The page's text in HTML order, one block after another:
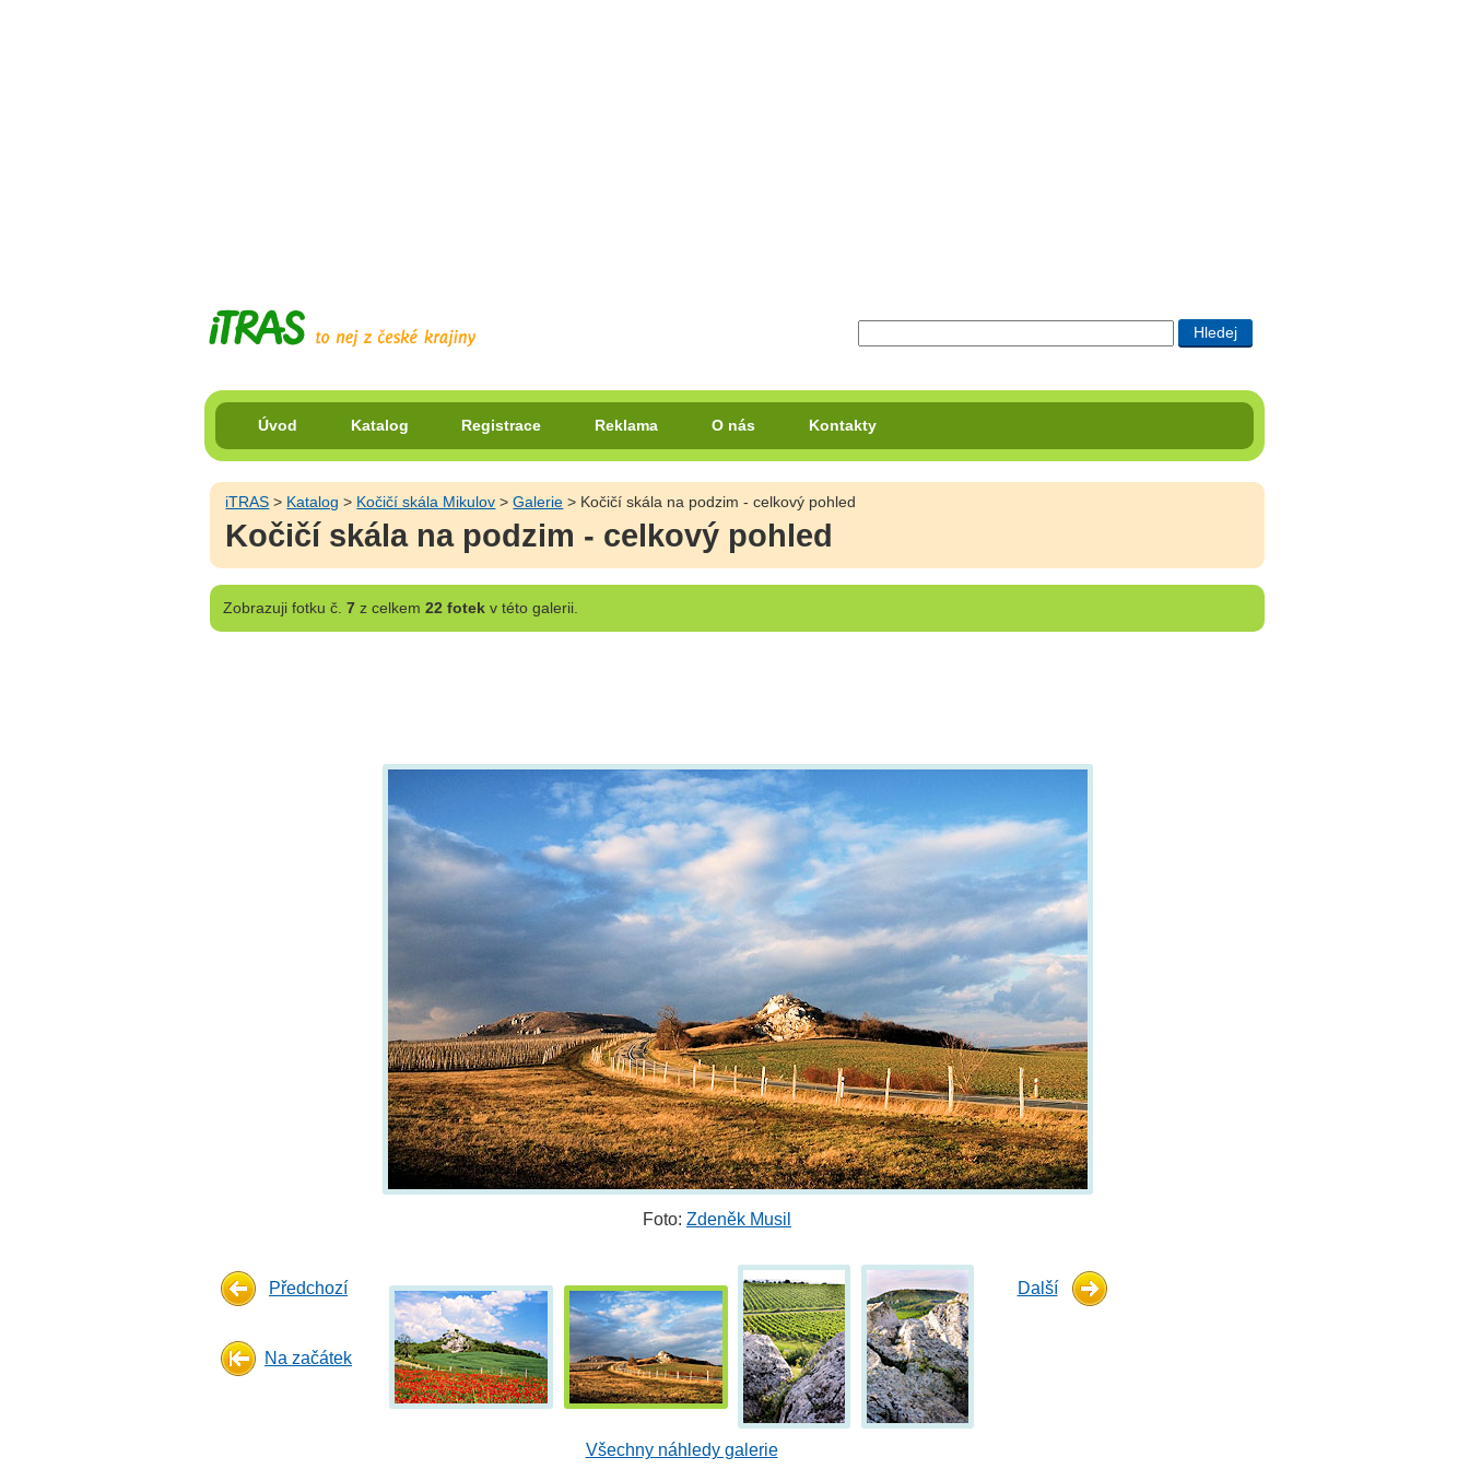
Úvod Katalog Registrace Reklama O nás Kontakty
iTRAS > Katalog > Kočičí skála Mikulov >Galerie > Kočičí skála na podzim - celkový pohled
Kočičí skála na podzim - celkový pohled
Zobrazujifotku č. 7z celkem 22 fotekv této galerii.
Foto: Zdeněk Musil
Předchozí
Na začátek
Všechny náhledy galerie
Další